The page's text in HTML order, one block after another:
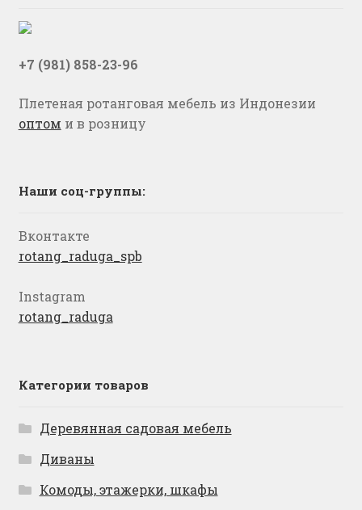
+7 (981) 858-23-96
Плетеная ротанговая мебель из Индонезии
оптом и в розницу
Наши соц-группы:
Вконтакте
rotang_raduga_spb
Instagram
rotang_raduga
Категории товаров
Деревянная садовая мебель
Диваны
Комоды, этажерки, шкафы